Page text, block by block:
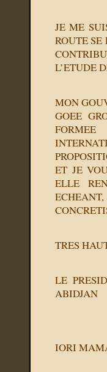
JE ME
ROUTE SE
L’ETUDE
MON
GOEE
ET JE
ELLE
TRES
LE
ABIDJAN
IORI